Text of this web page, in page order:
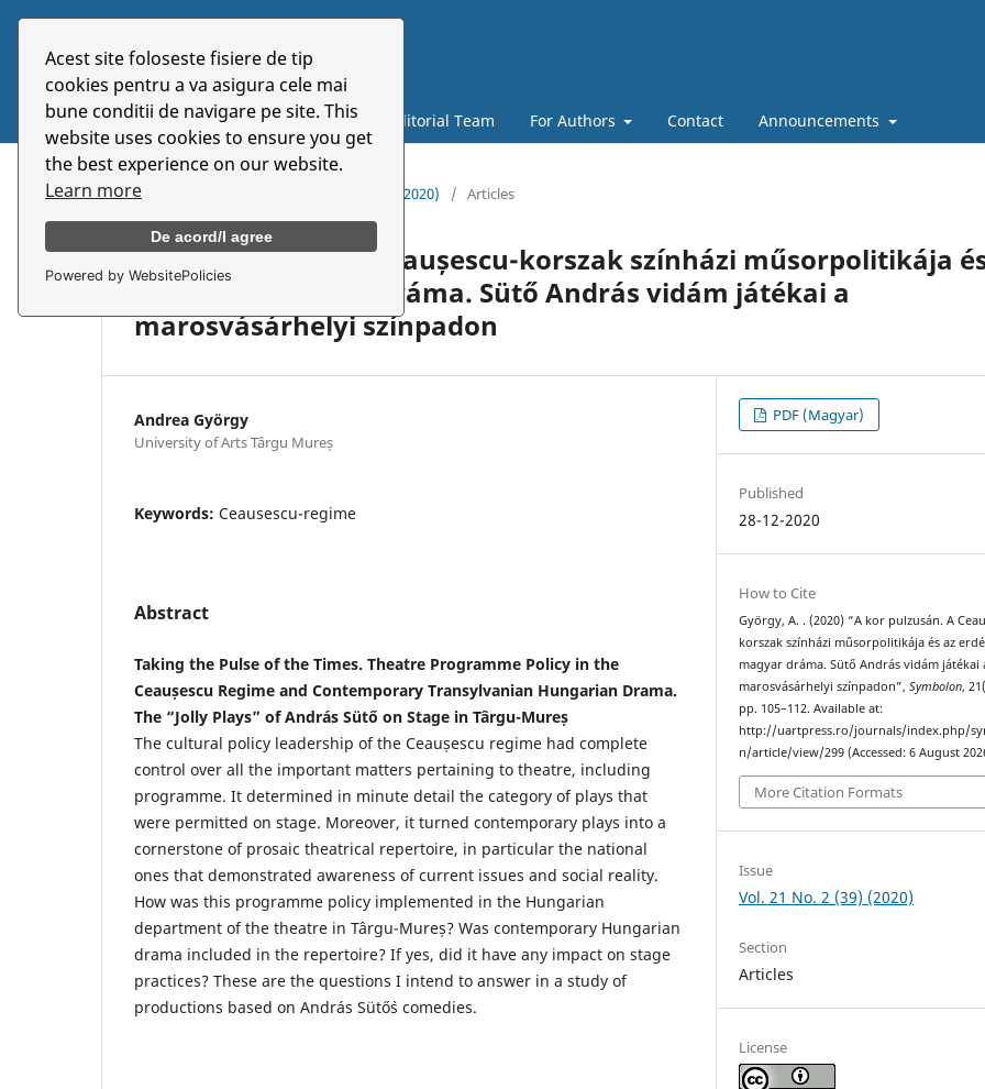
Acest site foloseste fisiere de tip
cookies pentru a va asigura cele mai
bune conditii de navigare pe site. This
website uses cookies to ensure you get
the best experience on our website.
Learn more
De acord/I agree
Powered by WebsitePolicies
Symbolon
Current Archives About Editorial Team For Authors Contact Announcements
Home Vol. 21 No. 2 (39) (2020) / Articles
A kor pulzusán. A Ceaușescu-korszak színházi műsorpolitikája
az erdélyi magyar dráma. Sütő András vidám játékai a
marosvásárhelyi színpadon
Andrea György
University of Arts Târgu Mureș
Keywords: Ceausescu-regime
Abstract
Taking the Pulse of the Times. Theatre Programme Policy in the
Ceaușescu Regime and Contemporary Transylvanian Hungarian Drama.
The “Jolly Plays” of András Sütő on Stage in Târgu-Mureș
The cultural policy leadership of the Ceaușescu regime had complete
control over all the important matters pertaining to theatre, including
programme. It determined in minute detail the category of plays that
were permitted on stage. Moreover, it turned contemporary plays into a
cornerstone of prosaic theatrical repertoire, in particular the national
ones that demonstrated awareness of current issues and social reality.
How was this programme policy implemented in the Hungarian
department of the theatre in Târgu-Mureș? Was contemporary Hungarian
drama included in the repertoire? If yes, did it have any impact on stage
practices? These are the questions I intend to answer in a study of
productions based on András Sütő`s comedies.
PDF (Magyar)
Published
28-12-2020
How to Cite
György, A. . (2020) “A kor pulzusán. A
korszak színházi műsorpolitikája és az
magyar dráma. Sütő András vidám játékai
marosvásárhelyi színpadon”,Symbolon,
pp. 105–112. Available at:
http://uartpress.ro/journals/index.php/
n/article/view/299 (Accessed: 6 August
More Citation Formats
Issue
Vol. 21 No. 2 (39) (2020)
Section
Articles
License